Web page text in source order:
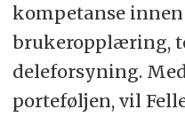
kompetanse innen
brukeropplæring,
deleforsyning.
porteføljen, vil